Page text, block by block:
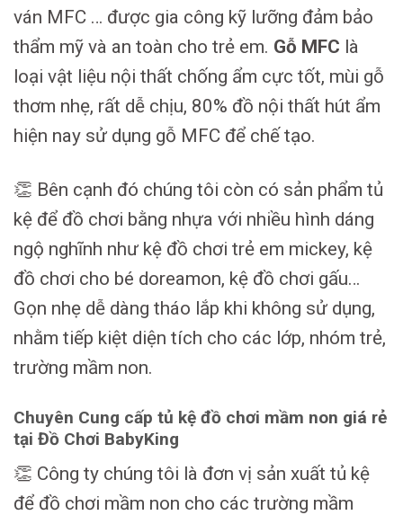
ván MFC … được gia công kỹ lưỡng đảm bảo
thẩm mỹ và an toàn cho trẻ em. Gỗ MFC là
loại vật liệu nội thất chống ẩm cực tốt, mùi gỗ
thơm nhẹ, rất dễ chịu, 80% đồ nội thất hút ẩm
hiện nay sử dụng gỗ MFC để chế tạo.
👏 Bên cạnh đó chúng tôi còn có sản phẩm tủ
kệ để đồ chơi bằng nhựa với nhiều hình dáng
ngộ nghĩnh như kệ đồ chơi trẻ em mickey, kệ
đồ chơi cho bé doreamon, kệ đồ chơi gấu…
Gọn nhẹ dễ dàng tháo lắp khi không sử dụng,
nhằm tiếp kiệt diện tích cho các lớp, nhóm trẻ,
trường mầm non.
Chuyên Cung cấp tủ kệ đồ chơi mầm non giá rẻ
tại Đồ Chơi BabyKing
👏 Công ty chúng tôi là đơn vị sản xuất tủ kệ
để đồ chơi mầm non cho các trường mầm